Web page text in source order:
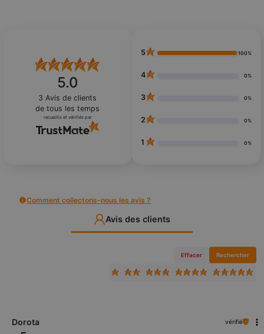
5.0
3 Avis de clients
de tous les temps
recueillis et vérifiés par
5 100%
4 0%
3 0%
2 0%
1 0%
Comment collectons-nous les avis ?
Avis des clients
Effacer Rechercher
Dorota vérifié